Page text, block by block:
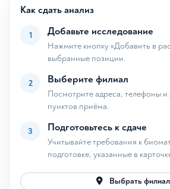
Как сдать анализ
1 Добавьте исследование
Нажмите кнопку «Добавить в
выбранные позиции.
2 Выберите филиал
Посмотрите адреса, телефоны
пунктов приёма.
3 Подготовьтесь к сдаче
Учитывайте требования к
подготовке, указанные в
Выбрать филиал